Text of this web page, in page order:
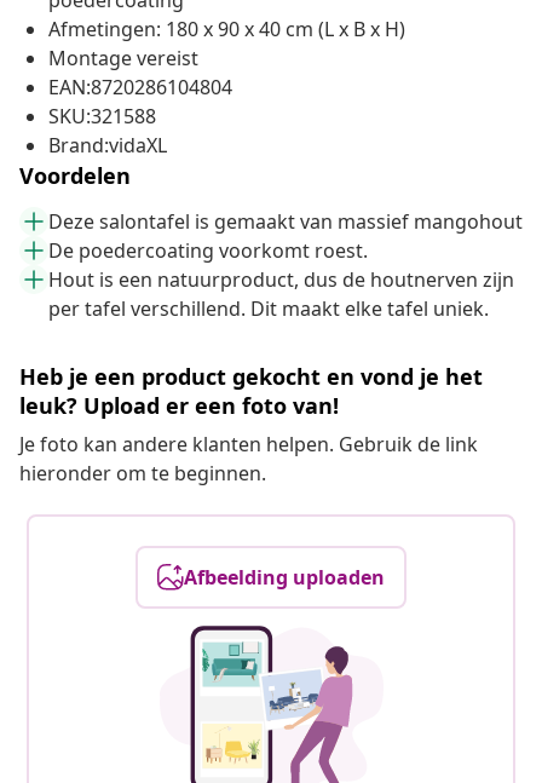
Afmetingen: 180 x 90 x 40 cm (L x B x H)
Montage vereist
EAN:8720286104804
SKU:321588
Brand:vidaXL
Voordelen
Deze salontafel is gemaakt van massief mangohout
De poedercoating voorkomt roest.
Hout is een natuurproduct, dus de houtnerven zijn
per tafel verschillend. Dit maakt elke tafel uniek.
Heb je een product gekocht en vond je het
leuk? Upload er een foto van!
Je foto kan andere klanten helpen. Gebruik de link
hieronder om te beginnen.
Afbeelding uploaden